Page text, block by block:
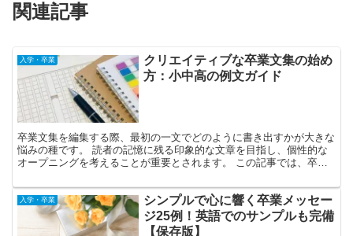
関連記事
入学・卒業
クリエイティブな卒業文集の始め
方：小中高の例文ガイド
卒業文集を編集する際、最初の一文でどのように書き出すかが大きな
悩みの種です。 読者の記憶に残る印象的な文章を目指し、個性的な
オープニングを考えることが重要とされます。 この記事では、卒業
入学・卒業
シンプルで心に響く卒業メッセー
ジ25例！英語でのサンプルも完備
【保存版】